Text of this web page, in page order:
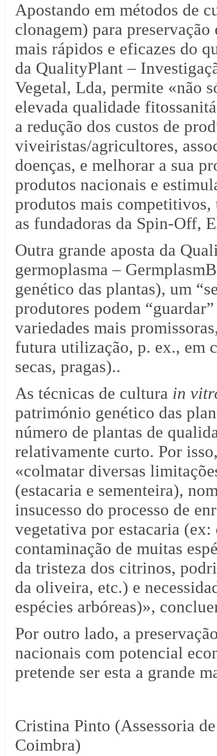
Apostando em métodos de
clonagem) para
mais rápidos e eficazes do
da QualityPlant –
Vegetal, Lda, permite «não
elevada qualidade
a redução dos custos de
viveiristas/agricultores,
doenças, e melhorar a sua
produtos nacionais e
produtos mais
as fundadoras da Spin-Off,
Outra grande aposta da
germoplasma –
genético das plantas), um
produtores podem
variedades mais
futura utilização, p. ex., em
secas, pragas)..
As técnicas de cultura in
património genético das
número de plantas de
relativamente curto. Por
«colmatar diversas
(estacaria e sementeira),
insucesso do processo de
vegetativa por estacaria
contaminação de muitas
da tristeza dos citrinos,
da oliveira, etc.) e
espécies arbóreas)»,
Por outro lado, a
nacionais com potencial
pretende ser esta a grande
Cristina Pinto (Assessoria
Coimbra)